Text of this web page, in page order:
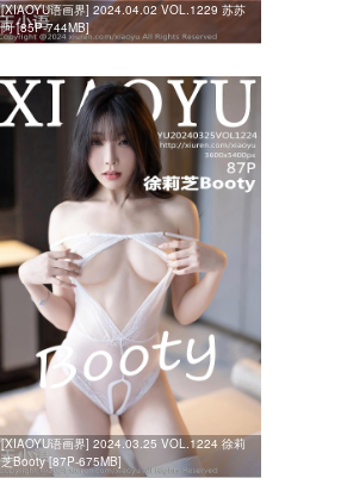
[XIAOYU语画界] 2024.04.02 VOL.1229 苏苏
阿 [85P-744MB]
[XIAOYU语画界] 2024.03.25 VOL.1224 徐莉
芝Booty [87P-675MB]